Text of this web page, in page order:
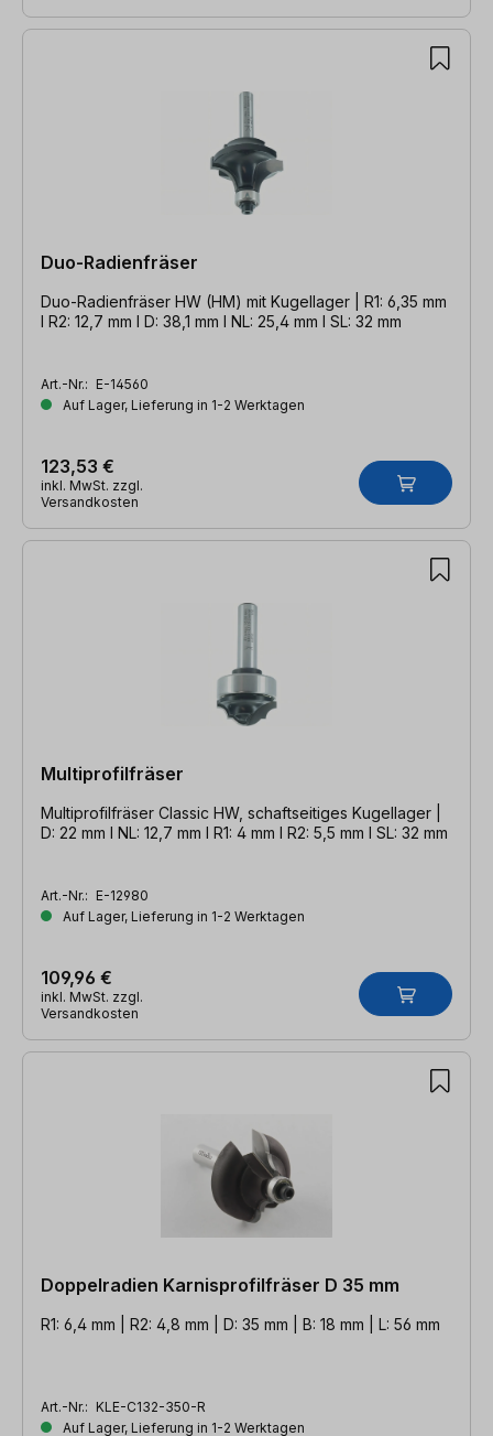
Duo-Radienfräser
Duo-Radienfräser HW (HM) mit Kugellager | R1: 6,35 mm
l R2: 12,7 mm l D: 38,1 mm l NL: 25,4 mm l SL: 32 mm
Art.-Nr.: E-14560
Auf Lager, Lieferung in 1-2 Werktagen
123,53 €
inkl. MwSt. zzgl.
Versandkosten
Multiprofilfräser
Multiprofilfräser Classic HW, schaftseitiges Kugellager |
D: 22 mm l NL: 12,7 mm l R1: 4 mm l R2: 5,5 mm l SL: 32 mm
Art.-Nr.: E-12980
Auf Lager, Lieferung in 1-2 Werktagen
109,96 €
inkl. MwSt. zzgl.
Versandkosten
Doppelradien Karnisprofilfräser D 35 mm
R1: 6,4 mm | R2: 4,8 mm | D: 35 mm | B: 18 mm | L: 56 mm
Art.-Nr.: KLE-C132-350-R
Auf Lager, Lieferung in 1-2 Werktagen